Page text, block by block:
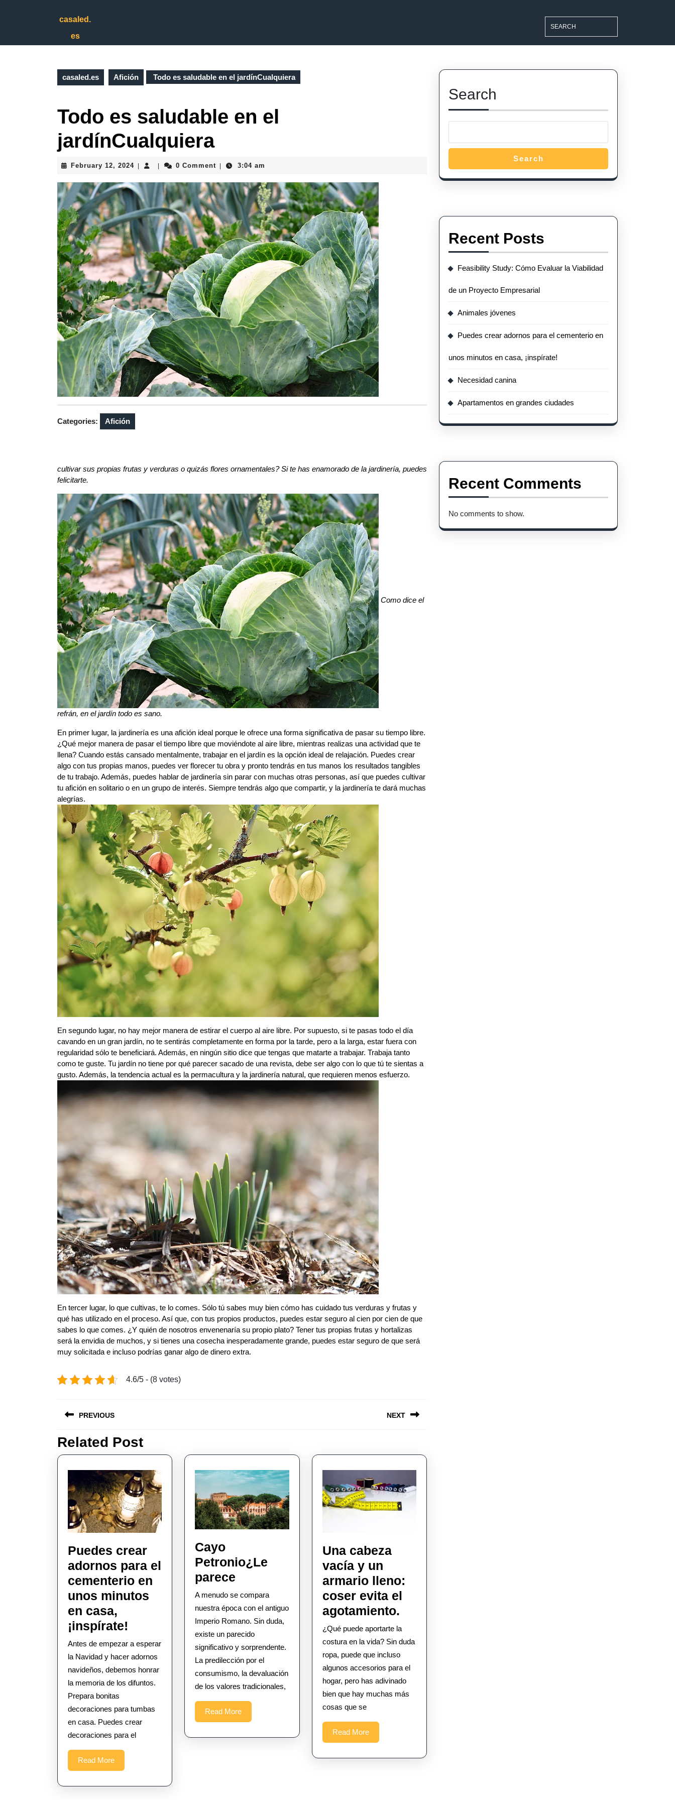
casaled.
es
casaled.es Afición Todo es saludable en el jardínCualquiera
Todo es saludable en el
jardínCualquiera
February 12, 2024February
2024
0 Comment 3:04 am
Categories: Afición
cultivar sus propias frutas y verduras o quizás flores ornamentales? Si te has enamorado de la jardinería, puedes
felicitarte.
Como dice el
refrán, en el jardín todo es sano.
En primer lugar, la jardinería es una afición ideal porque le ofrece una forma significativa de pasar su tiempo libre.
¿Qué mejor manera de pasar el tiempo libre que moviéndote al aire libre, mientras realizas una actividad que te
llena? Cuando estás cansado mentalmente, trabajar en el jardín es la opción ideal de relajación. Puedes crear
algo con tus propias manos, puedes ver florecer tu obra y pronto tendrás en tus manos los resultados tangibles
de tu trabajo. Además, puedes hablar de jardinería sin parar con muchas otras personas, así que puedes cultivar
tu afición en solitario o en un grupo de interés. Siempre tendrás algo que compartir, y la jardinería te dará muchas
alegrías.
En segundo lugar, no hay mejor manera de estirar el cuerpo al aire libre. Por supuesto, si te pasas todo el día
cavando en un gran jardín, no te sentirás completamente en forma por la tarde, pero a la larga, estar fuera con
regularidad sólo te beneficiará. Además, en ningún sitio dice que tengas que matarte a trabajar. Trabaja tanto
como te guste. Tu jardín no tiene por qué parecer sacado de una revista, debe ser algo con lo que tú te sientas a
gusto. Además, la tendencia actual es la permacultura y la jardinería natural, que requieren menos esfuerzo.
En tercer lugar, lo que cultivas, te lo comes. Sólo tú sabes muy bien cómo has cuidado tus verduras y frutas y
qué has utilizado en el proceso. Así que, con tus propios productos, puedes estar seguro al cien por cien de que
sabes lo que comes. ¿Y quién de nosotros envenenaría su propio plato? Tener tus propias frutas y hortalizas
será la envidia de muchos, y si tienes una cosecha inesperadamente grande, puedes estar seguro de que será
muy solicitada e incluso podrías ganar algo de dinero extra.
4.6/5 - (8 votes)
navigation
PREVIOUS
Previous
post:
NEXT
post:
Related Post
Puedes crear
adornos para el
cementerio en
unos minutos
en casa,
¡inspírate!
crear
adornos
para
el
en
unos
¡inspírate!
Antes de empezar a esperar
la Navidad y hacer adornos
navideños, debemos honrar
la memoria de los difuntos.
Prepara bonitas
decoraciones para tumbas
en casa. Puedes crear
decoraciones para el
Read MoreRead
More
Cayo
Petronio¿Le
parece
Petronio¿Le
parece
A menudo se compara
nuestra época con el antiguo
Imperio Romano. Sin duda,
existe un parecido
significativo y sorprendente.
La predilección por el
consumismo, la devaluación
de los valores tradicionales,
Read MoreRead
More
Una cabeza
vacía y un
armario lleno:
coser evita el
agotamiento.Una
cabeza
vacía
y
un
armario
lleno:
agotamiento.
¿Qué puede aportarte la
costura en la vida? Sin duda
ropa, puede que incluso
algunos accesorios para el
hogar, pero has adivinado
bien que hay muchas más
cosas que se
Read MoreRead
More
Search
Search
Recent Posts
Feasibility Study: Cómo Evaluar la Viabilidad
de un Proyecto Empresarial
Animales jóvenes
Puedes crear adornos para el cementerio en
unos minutos en casa, ¡inspírate!
Necesidad canina
Apartamentos en grandes ciudades
Recent Comments
No comments to show.